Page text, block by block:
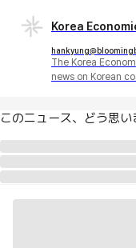
Korea
The Korea
news on Korean
このニュース、どう思い